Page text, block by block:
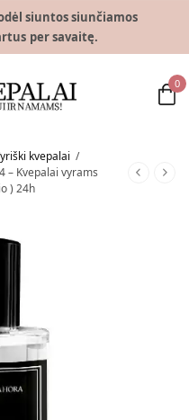
siuntos siunčiamos
per savaitę.
0
kvepalai /
– Kvepalai vyrams
) 24h